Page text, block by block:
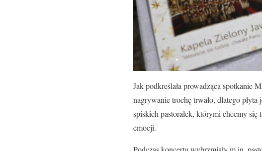
Jak podkreślała prowadząca spotkanie
nagrywanie trochę trwało, dlatego
spiskich pastorałek, którymi chcemy
emocji.